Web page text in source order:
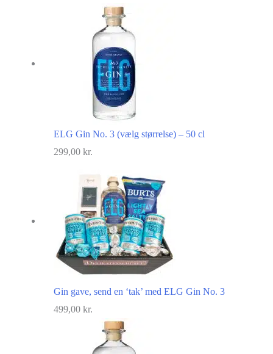
ELG Gin No. 3 (vælg størrelse) – 50 cl
299,00 kr.
Gin gave, send en ‘tak’ med ELG Gin No. 3
499,00 kr.